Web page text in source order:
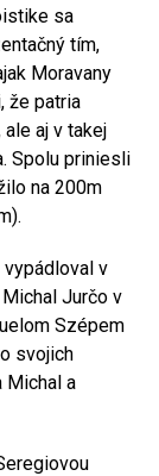
sa
tím,
Moravany
že patria
aj v takej
Spolu priniesli
na 200m
v
Jurčo v
Szépem
svojich
Michal a